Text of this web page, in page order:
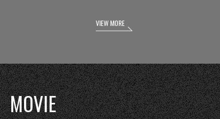
VIEW MORE
MOVIE